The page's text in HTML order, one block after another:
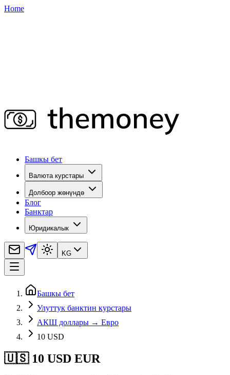
Home
Башкы бет
Валюта курстары
Долбоор жөнүндө
Блог
Банктар
Юридикалык
KG
Башкы бет
Улуттук банктин курстары
АКШ доллары → Евро
10 USD
🇺🇸 10 USD EUR